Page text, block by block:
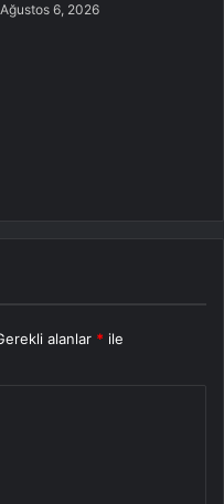
Ağustos 6, 2026
alanlar * ile